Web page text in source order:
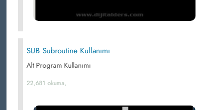
SUB Subroutine Kullanımı
Alt Program Kullanımı
22,681 okuma,